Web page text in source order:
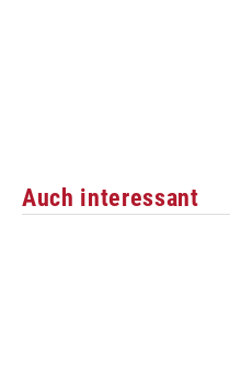
Auch interessant